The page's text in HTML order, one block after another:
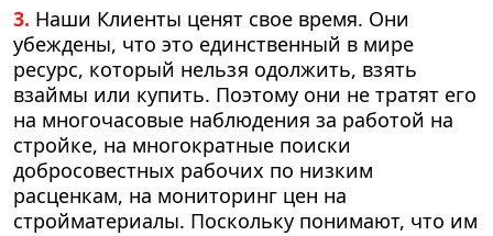
3. Наши Клиенты ценят свое время. Они
убеждены, что это единственный в мире
ресурс, который нельзя одолжить, взять
взаймы или купить. Поэтому они не тратят его
на многочасовые наблюдения за работой на
стройке, на многократные поиски
добросовестных рабочих по низким
расценкам, на мониторинг цен на
стройматериалы. Поскольку понимают, что им